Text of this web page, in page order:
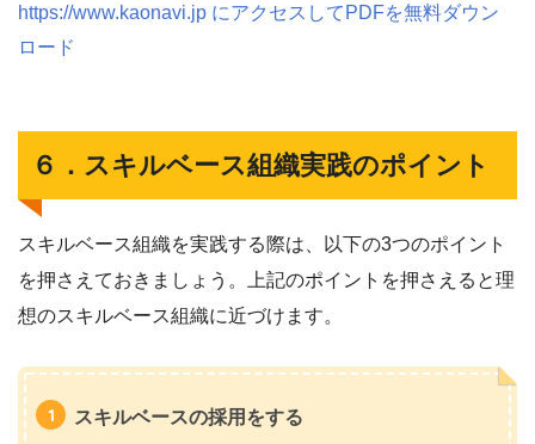
https://www.kaonavi.jp にアクセスしてPDFを無料ダウン
ロード
６．スキルベース組織実践のポイント
スキルベース組織を実践する際は、以下の3つのポイント
を押さえておきましょう。上記のポイントを押さえると理
想のスキルベース組織に近づけます。
スキルベースの採用をする